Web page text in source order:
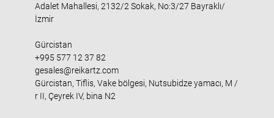
Adalet Mahallesi, 2132/2 Sokak, No:3/27 Bayraklı/
İzmir
Gürcistan
+995 577 12 37 82
gesales@reikartz.com
Gürcistan, Tiflis, Vake bölgesi, Nutsubidze yamacı, M /
r II, Çeyrek IV, bina N2